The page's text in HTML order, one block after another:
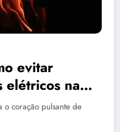
evitar
elétricos na
o coração pulsante de